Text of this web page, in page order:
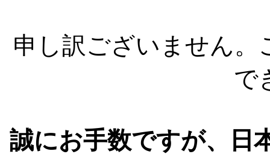
申し訳ございません
で
誠にお手数ですが、日